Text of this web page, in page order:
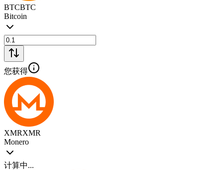
BTCBTC
Bitcoin
您获得
XMRXMR
Monero
计算中...